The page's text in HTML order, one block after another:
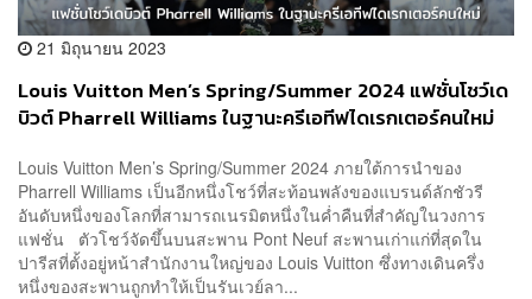
21 มิถุนายน 2023
Louis Vuitton Men’s Spring/Summer 2024 แฟชั่นโชว์เด
บิวต์ Pharrell Williams ในฐานะครีเอทีฟไดเรกเตอร์คนใหม่
Louis Vuitton Men’s Spring/Summer 2024 ภายใต้การนำของ
Pharrell Williams เป็นอีกหนึ่งโชว์ที่สะท้อนพลังของแบรนด์ลักชัวรี
อันดับหนึ่งของโลกที่สามารถเนรมิตหนึ่งในค่ำคืนที่สำคัญในวงการ
แฟชั่น ตัวโชว์จัดขึ้นบนสะพาน Pont Neuf สะพานเก่าแก่ที่สุดใน
ปารีสที่ตั้งอยู่หน้าสำนักงานใหญ่ของ Louis Vuitton ซึ่งทางเดินครึ่ง
หนึ่งของสะพานถูกทำให้เป็นรันเวย์ลา...